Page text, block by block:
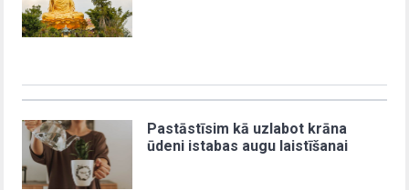
Pastāstīsim kā uzlabot krāna
ūdeni istabas augu laistīšanai